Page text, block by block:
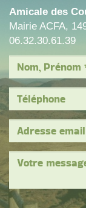
Amicale des
Mairie ACFA,
06.32.30.61.39